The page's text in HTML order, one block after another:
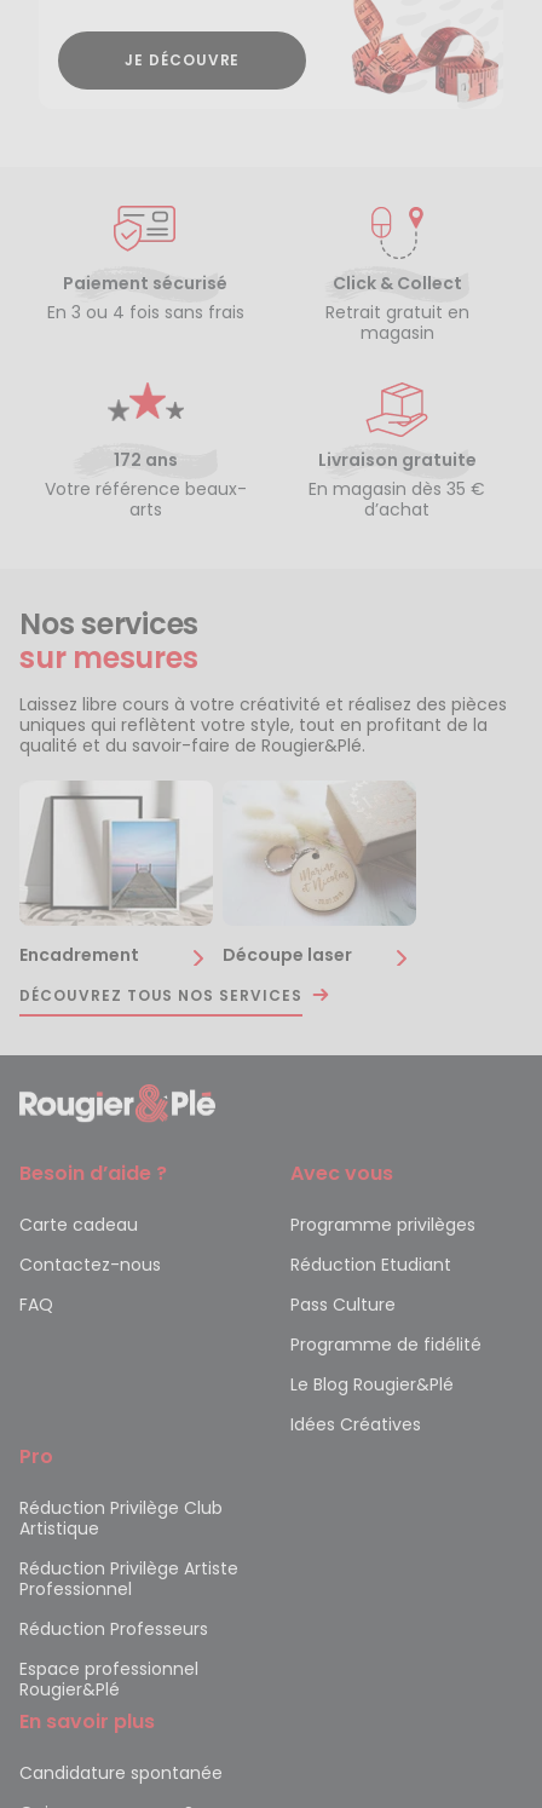
JE DÉCOUVRE
Paiement sécurisé
En 3 ou 4 fois sans frais
Click & Collect
Retrait gratuit en
magasin
172 ans
Votre référence beaux-
arts
Livraison gratuite
En magasin dès 35 €
d’achat
Nos services
sur mesures
Laissez libre cours à votre créativité et réalisez des pièces
uniques qui reflètent votre style, tout en profitant de la
qualité et du savoir-faire de Rougier&Plé.
Encadrement Découpe laser
DÉCOUVREZ TOUS NOS SERVICES
Besoin d’aide ?
Carte cadeau
Contactez-nous
FAQ
Avec vous
Programme privilèges
Réduction Etudiant
Pass Culture
Programme de fidélité
Le Blog Rougier&Plé
Idées Créatives
Pro
Réduction Privilège Club
Artistique
Réduction Privilège Artiste
Professionnel
Réduction Professeurs
Espace professionnel
Rougier&Plé
En savoir plus
Candidature spontanée